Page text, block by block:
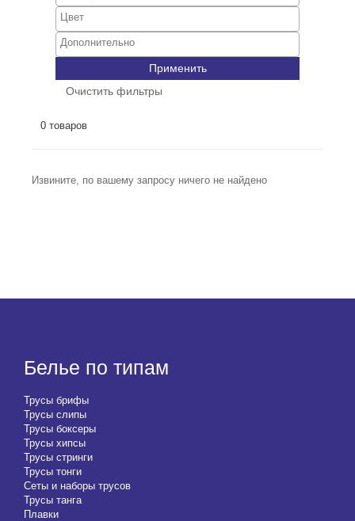
Применить
Очистить фильтры
0 товаров
Извините, по вашему запросу ничего не найдено
Белье по типам
Трусы брифы
Трусы слипы
Трусы боксеры
Трусы хипсы
Трусы стринги
Трусы тонги
Сеты и наборы трусов
Трусы танга
Плавки